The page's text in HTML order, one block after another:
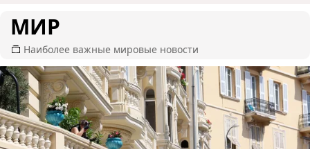
МИР
Наиболее важные мировые новости